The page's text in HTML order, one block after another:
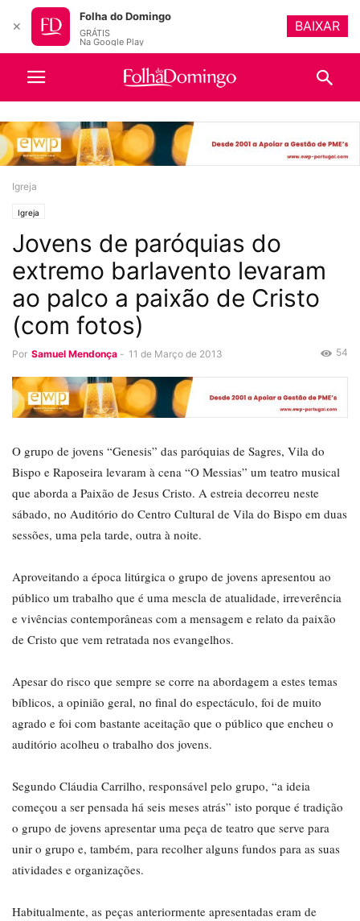
Igreja
Igreja
Jovens de paróquias do
extremo barlavento levaram
ao palco a paixão de Cristo
(com fotos)
Por Samuel Mendonça - 11 de Março de 2013 54
O grupo de jovens “Genesis” das paróquias de Sagres, Vila do
Bispo e Raposeira levaram à cena “O Messias” um teatro musical
que aborda a Paixão de Jesus Cristo. A estreia decorreu neste
sábado, no Auditório do Centro Cultural de Vila do Bispo em duas
sessões, uma pela tarde, outra à noite.
Aproveitando a época litúrgica o grupo de jovens apresentou ao
público um trabalho que é uma mescla de atualidade, irreverência
e vivências contemporâneas com a mensagem e relato da paixão
de Cristo que vem retratada nos evangelhos.
Apesar do risco que sempre se corre na abordagem a estes temas
bíblicos, a opinião geral, no final do espectáculo, foi de muito
agrado e foi com bastante aceitação que o público que encheu o
auditório acolheu o trabalho dos jovens.
Segundo Cláudia Carrilho, responsável pelo grupo, “a ideia
começou a ser pensada há seis meses atrás” isto porque é tradição
o grupo de jovens apresentar uma peça de teatro que serve para
unir o grupo e, também, para recolher alguns fundos para as suas
atividades e organizações.
Habitualmente, as peças anteriormente apresentadas eram de
✕
Folha do Domingo
GRÁTIS
Na Google Play
BAIXAR